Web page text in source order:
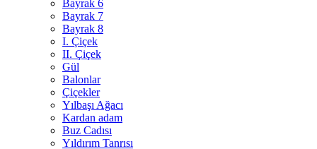
Bayrak 6
Bayrak 7
Bayrak 8
I. Çiçek
II. Çiçek
Gül
Balonlar
Çiçekler
Yılbaşı Ağacı
Kardan adam
Buz Cadısı
Yıldırım Tanrısı